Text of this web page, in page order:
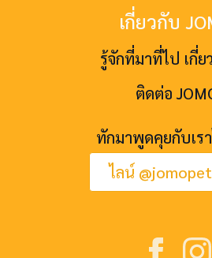
เกี่ยวกับ
รู้จักที่มาที่ไป เกี่ย
ติดต่อ
ทักมาพูดคุยกับเร
ไลน์